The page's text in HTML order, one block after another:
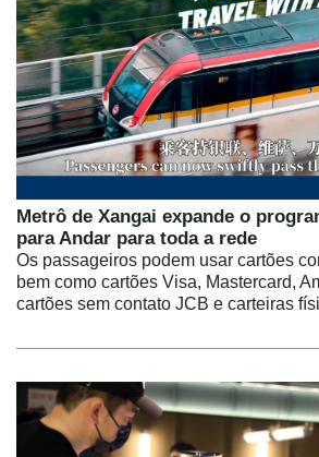
Metrô de Xangai expande o
para Andar para toda a rede
Os passageiros podem usar cartões
bem como cartões Visa, Mastercard,
cartões sem contato JCB e carteiras